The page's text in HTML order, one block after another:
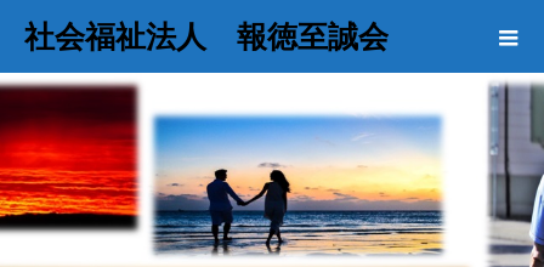
社会福祉法人 報徳至誠会